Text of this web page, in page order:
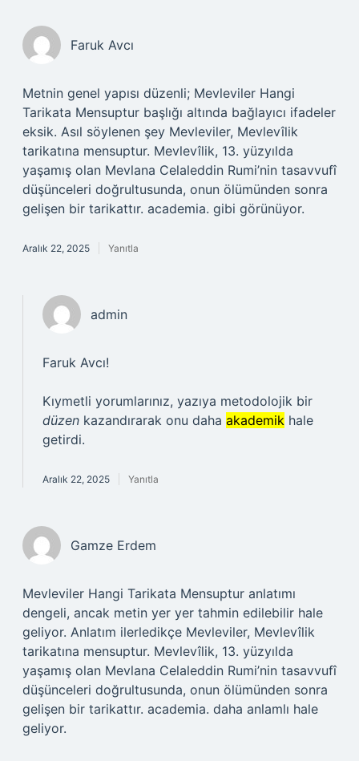
Faruk Avcı
Metnin genel yapısı düzenli; Mevleviler Hangi
Tarikata Mensuptur başlığı altında bağlayıcı ifadeler
eksik. Asıl söylenen şey Mevleviler, Mevlevîlik
tarikatına mensuptur. Mevlevîlik, 13. yüzyılda
yaşamış olan Mevlana Celaleddin Rumi’nin tasavvufî
düşünceleri doğrultusunda, onun ölümünden sonra
gelişen bir tarikattır. academia. gibi görünüyor.
Aralık 22, 2025 Yanıtla
admin
Faruk Avcı!
Kıymetli yorumlarınız, yazıya metodolojik bir
düzen kazandırarak onu daha akademik hale
getirdi.
Aralık 22, 2025 Yanıtla
Gamze Erdem
Mevleviler Hangi Tarikata Mensuptur anlatımı
dengeli, ancak metin yer yer tahmin edilebilir hale
geliyor. Anlatım ilerledikçe Mevleviler, Mevlevîlik
tarikatına mensuptur. Mevlevîlik, 13. yüzyılda
yaşamış olan Mevlana Celaleddin Rumi’nin tasavvufî
düşünceleri doğrultusunda, onun ölümünden sonra
gelişen bir tarikattır. academia. daha anlamlı hale
geliyor.